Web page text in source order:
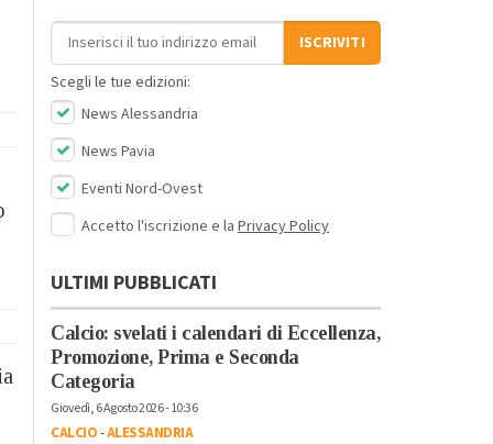
Indirizzo email
ISCRIVITI
Scegli le tue edizioni:
News Alessandria
News Pavia
Eventi Nord-Ovest
Accetto l'iscrizione e la Privacy Policy
ULTIMI PUBBLICATI
Calcio: svelati i calendari di Eccellenza,
Promozione, Prima e Seconda
Categoria
Giovedì, 6 Agosto 2026 - 10:36
CALCIO-ALESSANDRIA